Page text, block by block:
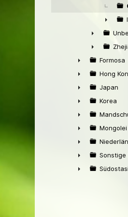
►
►
►
►
Formosa
►
Hong
►
Japan
►
Korea
►
►
Mongolei
►
►
Sonstige